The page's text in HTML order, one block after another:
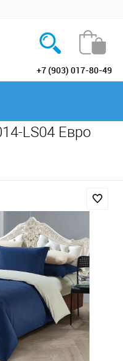
+7 (903) 017-80-49
LS04 Евро